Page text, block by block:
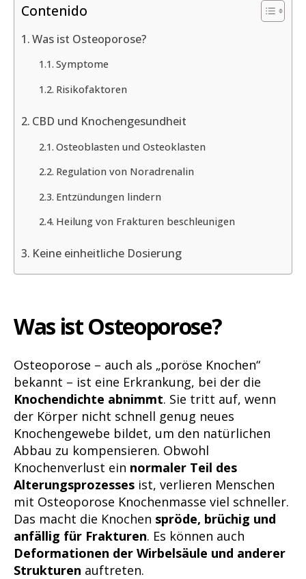
Contenido
Was ist Osteoporose?
Symptome
Risikofaktoren
CBD und Knochengesundheit
Osteoblasten und Osteoklasten
Regulation von Noradrenalin
Entzündungen lindern
Heilung von Frakturen beschleunigen
Keine einheitliche Dosierung
Was ist Osteoporose?
Osteoporose – auch als „poröse Knochen“
bekannt – ist eine Erkrankung, bei der die
Knochendichte abnimmt. Sie tritt auf, wenn
der Körper nicht schnell genug neues
Knochengewebe bildet, um den natürlichen
Abbau zu kompensieren. Obwohl
Knochenverlust ein normaler Teil des
Alterungsprozesses ist, verlieren Menschen
mit Osteoporose Knochenmasse viel schneller.
Das macht die Knochen spröde, brüchig und
anfällig für Frakturen. Es können auch
Deformationen der Wirbelsäule und anderer
Strukturen auftreten.